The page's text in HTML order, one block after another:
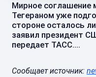
Мирное соглашение
Тегераном уже
стороне осталось
заявил президент
передает ТАСС....
Сообщает источник: